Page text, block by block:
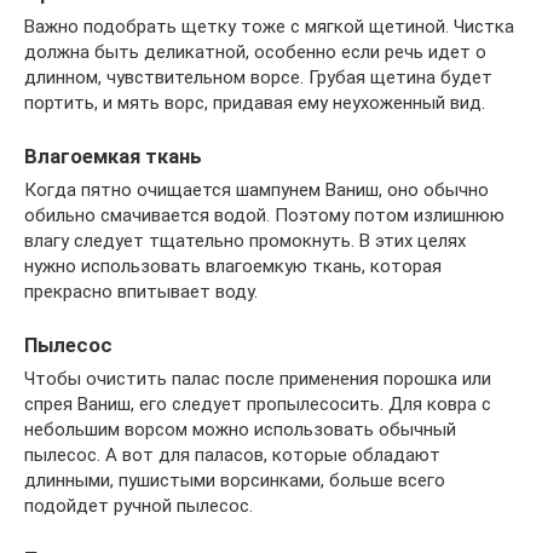
Важно подобрать щетку тоже с мягкой щетиной. Чистка
должна быть деликатной, особенно если речь идет о
длинном, чувствительном ворсе. Грубая щетина будет
портить, и мять ворс, придавая ему неухоженный вид.
Влагоемкая ткань
Когда пятно очищается шампунем Ваниш, оно обычно
обильно смачивается водой. Поэтому потом излишнюю
влагу следует тщательно промокнуть. В этих целях
нужно использовать влагоемкую ткань, которая
прекрасно впитывает воду.
Пылесос
Чтобы очистить палас после применения порошка или
спрея Ваниш, его следует пропылесосить. Для ковра с
небольшим ворсом можно использовать обычный
пылесос. А вот для паласов, которые обладают
длинными, пушистыми ворсинками, больше всего
подойдет ручной пылесос.